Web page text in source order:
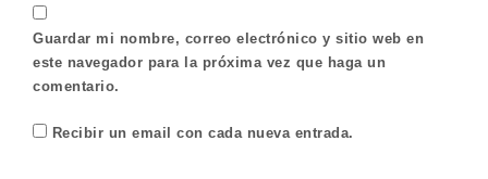
Guardar mi nombre, correo electrónico y sitio web en
este navegador para la próxima vez que haga un
comentario.
Recibir un email con cada nueva entrada.